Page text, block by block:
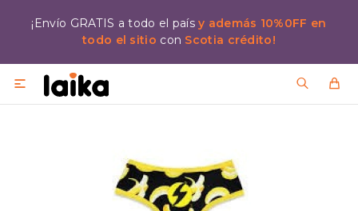
¡Envío GRATIS a todo el paísy además 10%0FF en
todo el sitio con Scotia crédito!
